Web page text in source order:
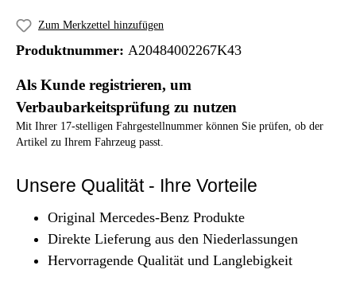
Zum Merkzettel hinzufügen
Produktnummer: A20484002267K43
Als Kunde registrieren, um
Verbaubarkeitsprüfung zu nutzen
Mit Ihrer 17-stelligen Fahrgestellnummer können Sie prüfen, ob der
Artikel zu Ihrem Fahrzeug passt.
Unsere Qualität - Ihre Vorteile
Original Mercedes-Benz Produkte
Direkte Lieferung aus den Niederlassungen
Hervorragende Qualität und Langlebigkeit